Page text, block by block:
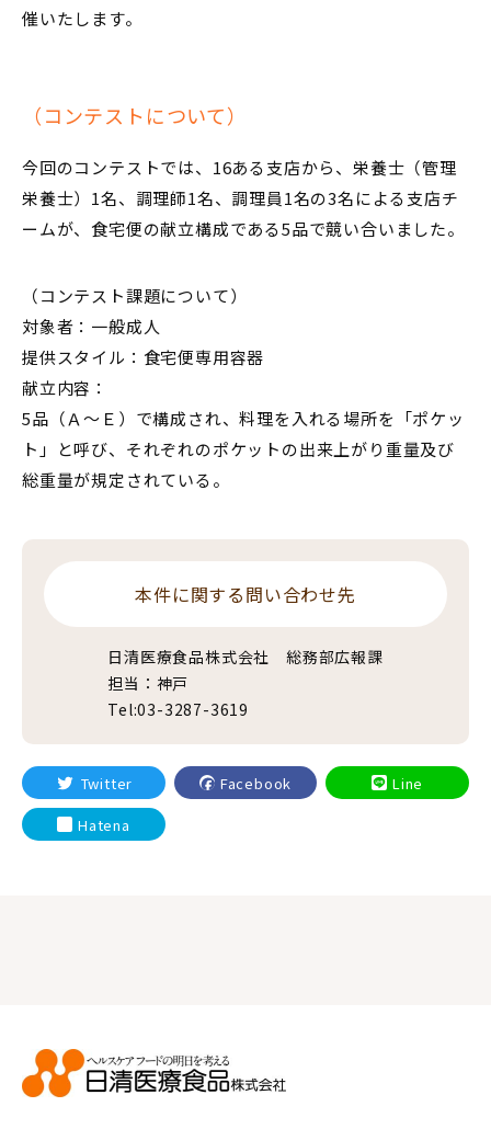
催いたします。
（コンテストについて）
今回のコンテストでは、16ある支店から、栄養士（管理
栄養士）1名、調理師1名、調理員1名の3名による支店チ
ームが、食宅便の献立構成である5品で競い合いました。
（コンテスト課題について）
対象者：一般成人
提供スタイル：食宅便専用容器
献立内容：
5品（Ａ～Ｅ）で構成され、料理を入れる場所を「ポケッ
ト」と呼び、それぞれのポケットの出来上がり重量及び
総重量が規定されている。
本件に関する問い合わせ先
日清医療食品株式会社 総務部広報課
担当：神戸
Tel:03-3287-3619
Twitter Facebook
Line
Hatena